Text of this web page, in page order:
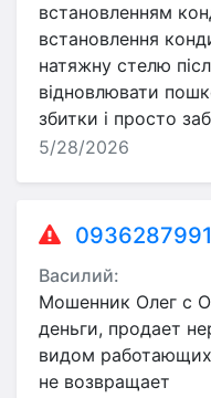
встановленням
встановлення
натяжну стелю
відновлювати
збитки і просто
5/28/2026
0936287991
Василий:
Мошенник Олег с
деньги, продает
видом
не возвращает